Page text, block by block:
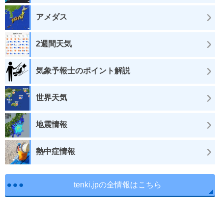
アメダス
2週間天気
気象予報士のポイント解説
世界天気
地震情報
熱中症情報
tenki.jpの全情報はこちら